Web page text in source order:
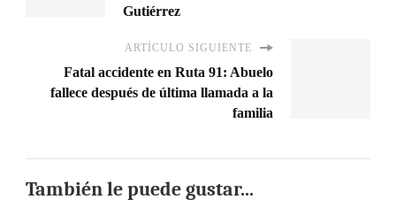
Gutiérrez
ARTÍCULO SIGUIENTE
Fatal accidente en Ruta 91: Abuelo
fallece después de última llamada a la
familia
También le puede gustar...